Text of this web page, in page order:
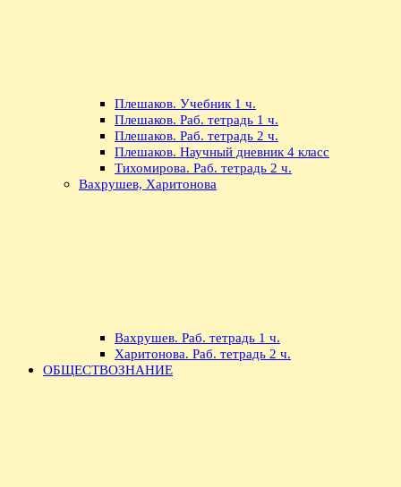
Плешаков. Учебник 1 ч.
Плешаков. Раб. тетрадь 1 ч.
Плешаков. Раб. тетрадь 2 ч.
Плешаков. Научный дневник 4 класс
Тихомирова. Раб. тетрадь 2 ч.
Вахрушев, Харитонова
Вахрушев. Раб. тетрадь 1 ч.
Харитонова. Раб. тетрадь 2 ч.
ОБЩЕСТВОЗНАНИЕ